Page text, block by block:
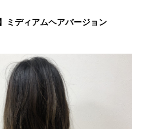
ミディアムヘアバージョン